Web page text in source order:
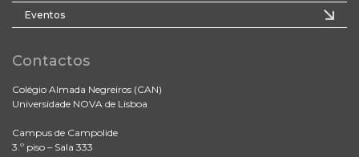
Eventos
Contactos
Colégio Almada Negreiros (CAN)
Universidade NOVA de Lisboa
Campus de Campolide
3.º piso – Sala 333